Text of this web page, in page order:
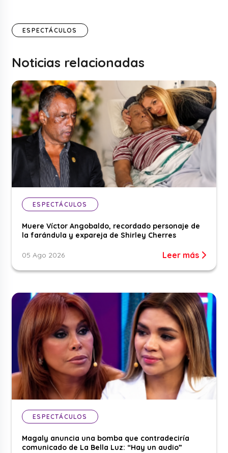
ESPECTÁCULOS
Noticias relacionadas
ESPECTÁCULOS
Muere Víctor Angobaldo, recordado personaje de
la farándula y expareja de Shirley Cherres
05 Ago 2026 Leer más
ESPECTÁCULOS
Magaly anuncia una bomba que contradeciría
comunicado de La Bella Luz: “Hay un audio”